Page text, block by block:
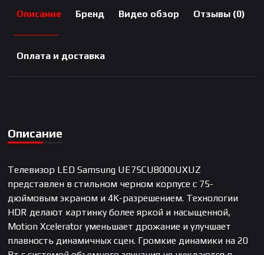
Описание Бренд Видео обзор Отзывы (0)
Оплата и доставка
Описание
Телевизор LED Samsung UE75CU8000UXUZ
представлен в стильном черном корпусе с 75-
дюймовым экраном и 4K-разрешением. Технологии
HDR делают картинку более яркой и насыщенной,
Motion Xcelerator уменьшает дрожание и улучшает
плавность динамичных сцен. Громкие динамики на 20